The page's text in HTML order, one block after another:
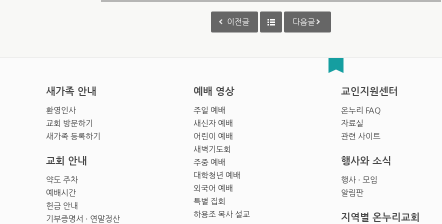
이전글 다음글
새가족 안내
환영인사
교회 방문하기
새가족 등록하기
예배 영상
주일 예배
새신자 예배
어린이 예배
새벽기도회
주중 예배
대학청년 예배
외국어 예배
특별 집회
하용조 목사 설교
교인지원센터
온누리 FAQ
자료실
관련 사이트
교회 안내
약도 주차
예배시간
헌금 안내
기부증명서 · 연말정산
행사와 소식
행사 · 모임
알림판
지역별 온누리교회